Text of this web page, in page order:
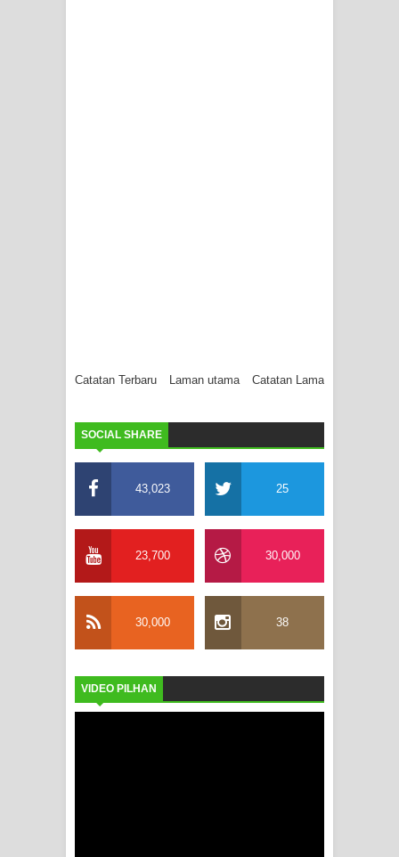
Catatan Terbaru Catatan Lama
Laman utama
SOCIAL SHARE
43,023 25
23,700 30,000
30,000 38
VIDEO PILHAN